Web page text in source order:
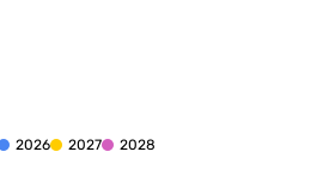
2026 2027 2028